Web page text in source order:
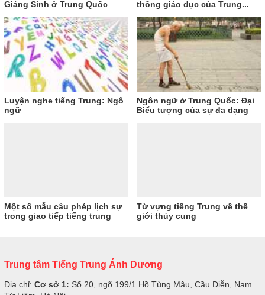
Giáng Sinh ở Trung Quốc
thống giáo dục của Trung...
Luyện nghe tiếng Trung: Ngô
ngữ
Ngôn ngữ ở Trung Quốc: Đại
Biểu tượng của sự đa dạng
Một số mẫu câu phép lịch sự
trong giao tiếp tiếng trung
Từ vựng tiếng Trung về thế
giới thủy cung
Trung tâm Tiếng Trung Ánh Dương
Địa chỉ: Cơ sở 1: Số 20, ngõ 199/1 Hồ Tùng Mậu, Cầu Diễn, Nam